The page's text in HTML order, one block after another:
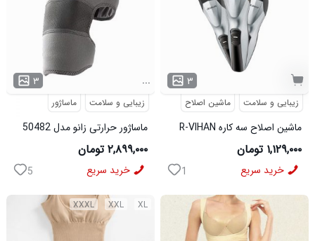
۳ ...
زیبایی و سلامت ماساژور
ماساژور حرارتی زانو مدل 50482
۲,۸۹۹,۰۰۰ تومان
خرید سریع 5
۳
زیبایی و سلامت ماشین اصلاح
ماشین اصلاح سه کاره R-VIHAN
مدل 50483
۱,۱۲۹,۰۰۰ تومان
خرید سریع 1
XL
XXL
XXXL